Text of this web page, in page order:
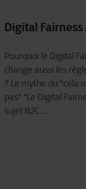
Digital
Pourquoi le Digital
change aussi les
? Le mythe du "cela
pas" "Le Digital
sujet B2C....